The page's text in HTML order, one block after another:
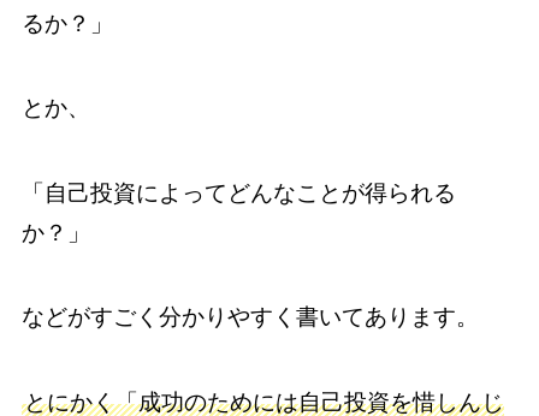
るか？」
とか、
「自己投資によってどんなことが得られる
か？」
などがすごく分かりやすく書いてあります。
とにかく「成功のためには自己投資を惜しんじ